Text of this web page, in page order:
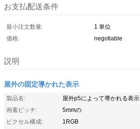
お支払配送条件
最小注文数量:
1 単位
価格:
negotiable
説明
屋外の固定導かれた表示
製品名:
屋外p5によって導かれる表示
画素ピッチ:
5mmの
ピクセル構成:
1RGB